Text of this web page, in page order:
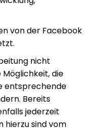
von der Facebook
nicht
die
entsprechende
Bereits
jederzeit
hierzu sind vom